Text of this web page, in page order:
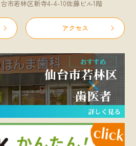
市若林区新寺4-4-10佐藤ビル1階
アクセス